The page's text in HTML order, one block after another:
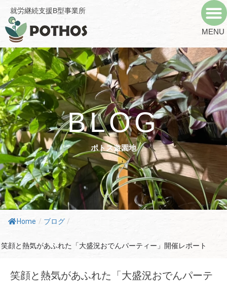
を
キ
ッ
プ
就労継続支援B型事業所
MENU
BLOG
ポトス遊園地
Home / ブログ /
笑顔と熱気があふれた「大盛況おでんパーティー」開催レポート
笑顔と熱気があふれた「大盛況おでんパーテ